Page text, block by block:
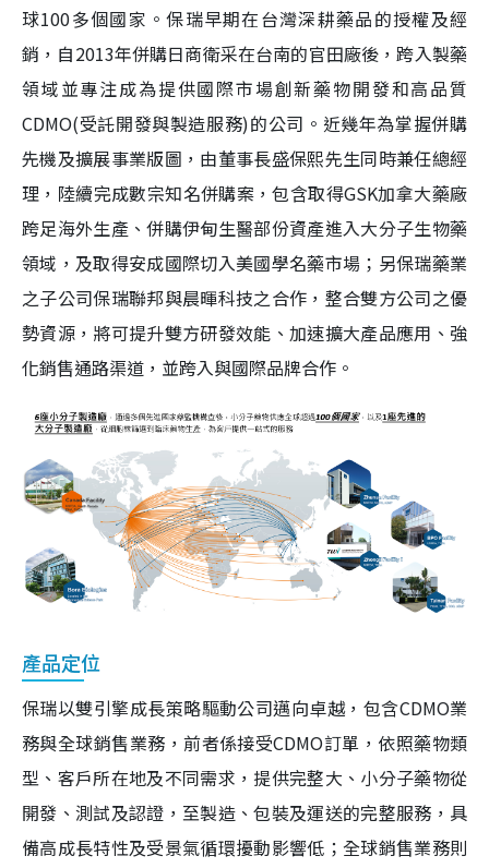
球100多個國家。保瑞早期在台灣深耕藥品的授權及經
銷，自2013年併購日商衛采在台南的官田廠後，跨入製藥
領域並專注成為提供國際市場創新藥物開發和高品質
CDMO(受託開發與製造服務)的公司。近幾年為掌握併購
先機及擴展事業版圖，由董事長盛保熙先生同時兼任總經
理，陸續完成數宗知名併購案，包含取得GSK加拿大藥廠
跨足海外生產、併購伊甸生醫部份資產進入大分子生物藥
領域，及取得安成國際切入美國學名藥市場；另保瑞藥業
之子公司保瑞聯邦與晨暉科技之合作，整合雙方公司之優
勢資源，將可提升雙方研發效能、加速擴大產品應用、強
化銷售通路渠道，並跨入與國際品牌合作。
產品定位
保瑞以雙引擎成長策略驅動公司邁向卓越，包含CDMO業
務與全球銷售業務，前者係接受CDMO訂單，依照藥物類
型、客戶所在地及不同需求，提供完整大、小分子藥物從
開發、測試及認證，至製造、包裝及運送的完整服務，具
備高成長特性及受景氣循環擾動影響低；全球銷售業務則